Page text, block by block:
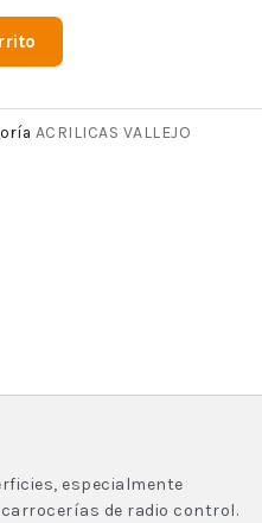
ACRILICAS VALLEJO
especialmente
de radio control.